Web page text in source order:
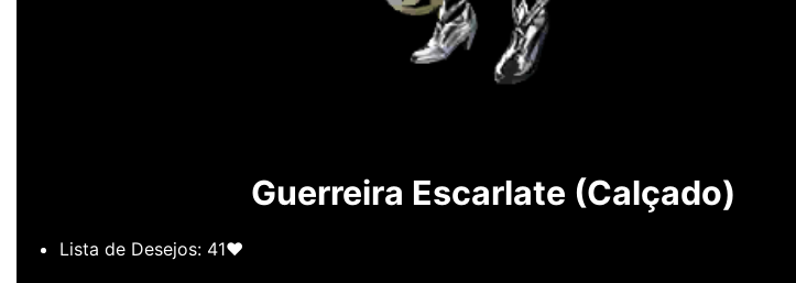
Guerreira Escarlate (Calçado)
Lista de Desejos: 41❤️